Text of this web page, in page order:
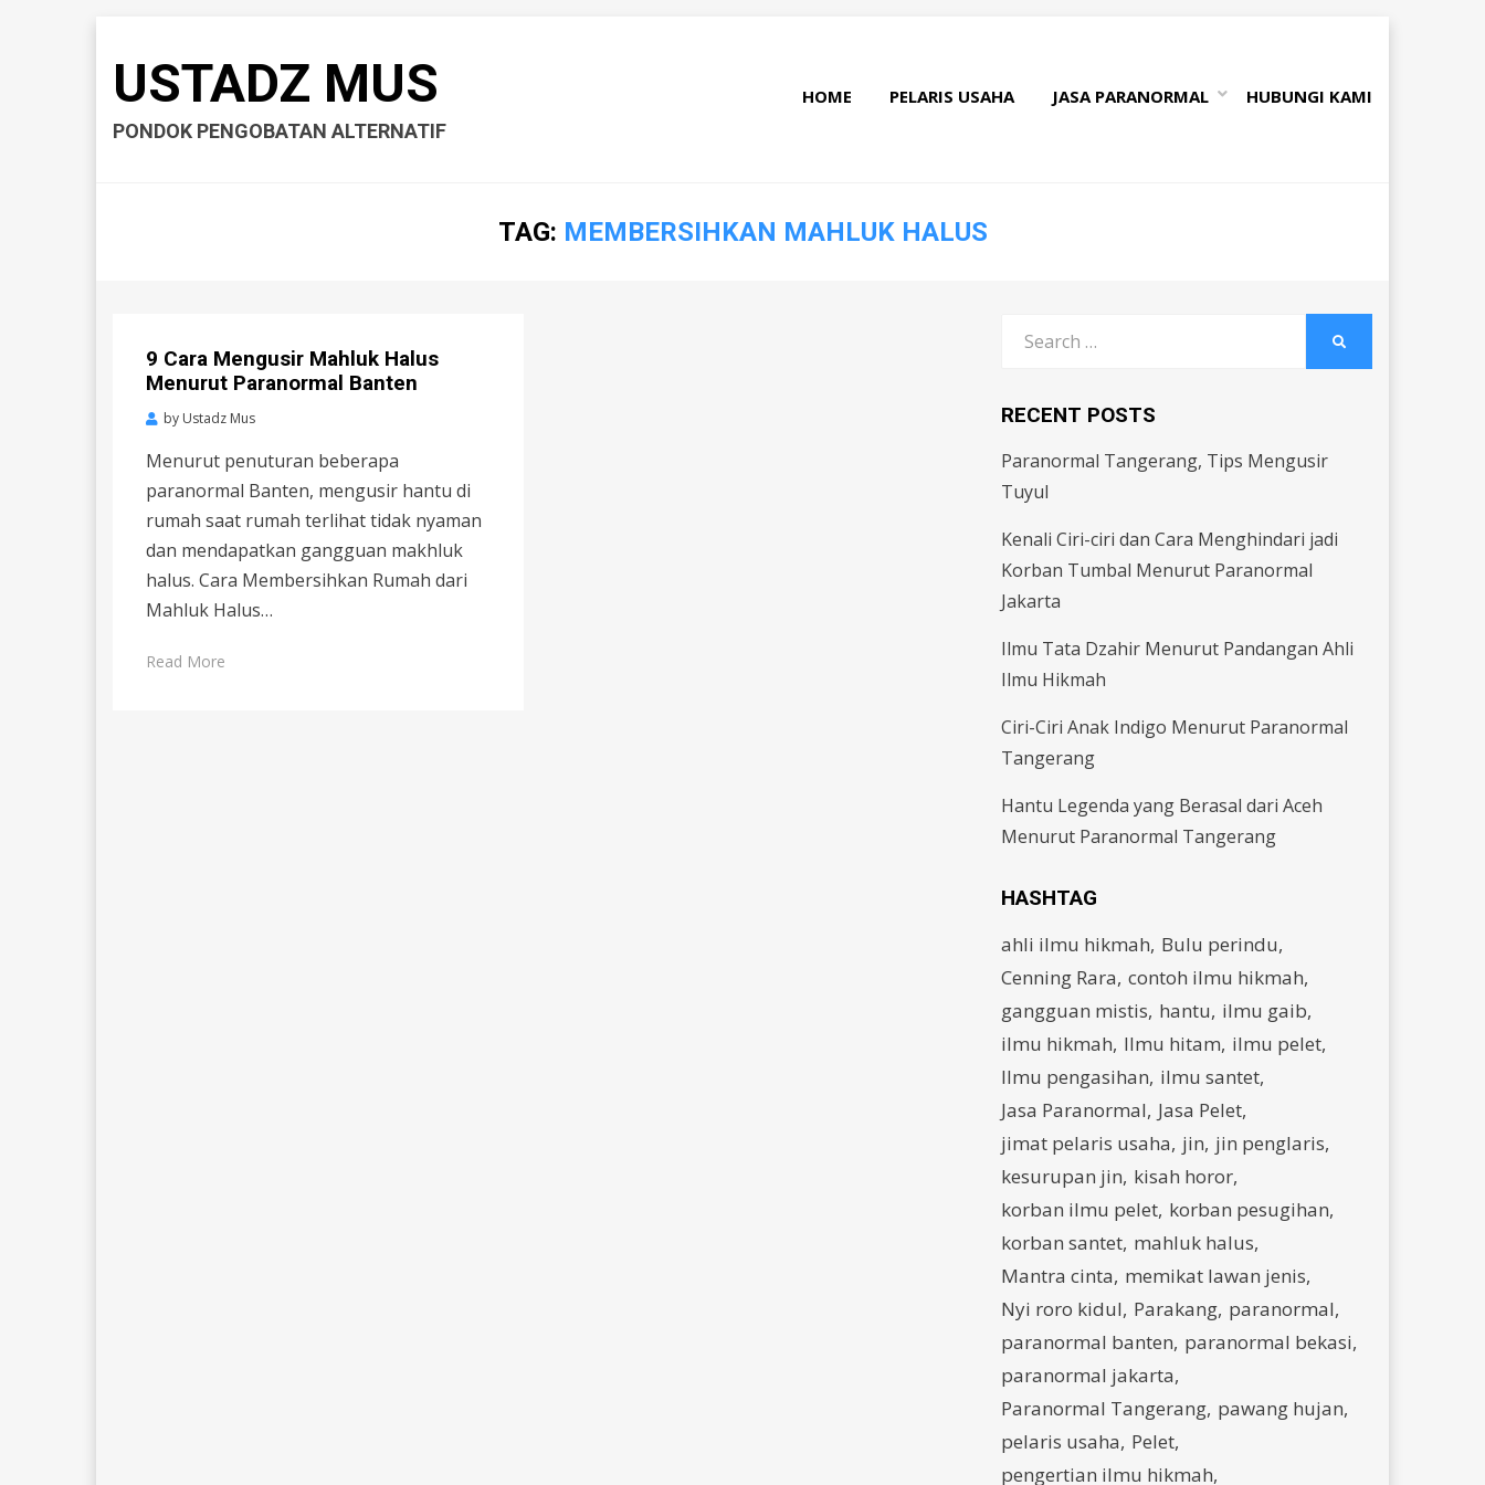
USTADZ MUS
PONDOK PENGOBATAN ALTERNATIF
HOME PELARIS USAHA JASA PARANORMAL HUBUNGI KAMI
TAG: MEMBERSIHKAN MAHLUK HALUS
9 Cara Mengusir Mahluk Halus
Menurut Paranormal Banten
by Ustadz Mus
Menurut penuturan beberapa
paranormal Banten, mengusir hantu di
rumah saat rumah terlihat tidak nyaman
dan mendapatkan gangguan makhluk
halus. Cara Membersihkan Rumah dari
Mahluk Halus…
Read More
RECENT POSTS
Paranormal Tangerang, Tips Mengusir
Tuyul
Kenali Ciri-ciri dan Cara Menghindari jadi
Korban Tumbal Menurut Paranormal
Jakarta
Ilmu Tata Dzahir Menurut Pandangan Ahli
Ilmu Hikmah
Ciri-Ciri Anak Indigo Menurut Paranormal
Tangerang
Hantu Legenda yang Berasal dari Aceh
Menurut Paranormal Tangerang
HASHTAG
ahli ilmu hikmah Bulu perindu
Cenning Rara contoh ilmu hikmah
gangguan mistis hantu ilmu gaib
ilmu hikmah Ilmu hitam ilmu pelet
Ilmu pengasihan ilmu santet
Jasa Paranormal Jasa Pelet
jimat pelaris usaha jin jin penglaris
kesurupan jin kisah horor
korban ilmu pelet korban pesugihan
korban santet mahluk halus
Mantra cinta memikat lawan jenis
Nyi roro kidul Parakang paranormal
paranormal banten paranormal bekasi
paranormal jakarta
Paranormal Tangerang pawang hujan
pelaris usaha Pelet
pengertian ilmu hikmah